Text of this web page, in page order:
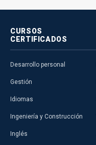
CURSOS
CERTIFICADOS
Desarrollo personal
Gestión
Idiomas
Ingeniería y Construcción
Inglés